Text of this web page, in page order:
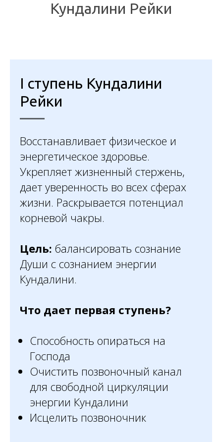
Кундалини Рейки
I ступень Кундалини
Рейки
Восстанавливает физическое и
энергетическое здоровье.
Укрепляет жизненный стержень,
дает уверенность во всех сферах
жизни. Раскрывается потенциал
корневой чакры.
Цель: балансировать сознание
Души с сознанием энергии
Кундалини.
Что дает первая ступень?
Способность опираться на
Господа
Очистить позвоночный канал
для свободной циркуляции
энергии Кундалини
Исцелить позвоночник